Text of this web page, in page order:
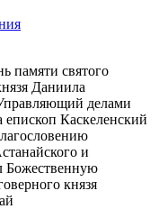
памяти святого
Даниила
делами
Каскеленский
и
Божественную
князя